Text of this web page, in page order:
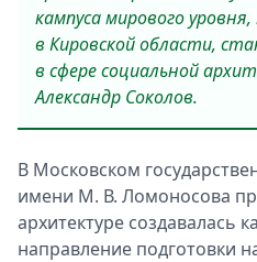
кампуса мирового
в Кировской области,
в сфере социальной
Александр Соколов.
В Московском
имени М. В. Ломоносова
архитектуре создавалась
направление подготовки